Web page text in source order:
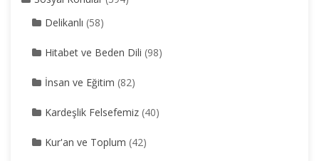
Delikanlı (58)
Hitabet ve Beden Dili (98)
İnsan ve Eğitim (82)
Kardeşlik Felsefemiz (40)
Kur'an ve Toplum (42)